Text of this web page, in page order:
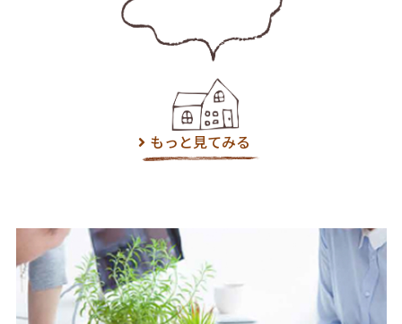
もっと見てみる